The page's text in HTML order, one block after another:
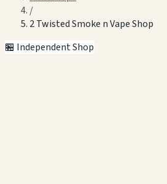
/
2 Twisted Smoke n Vape Shop
🏪 Independent Shop